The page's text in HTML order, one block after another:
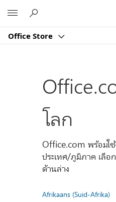
Office Store
โลก
Office.com พร้อมใช้
ประเทศ/ภูมิภาค เลื
ด้านล่าง
Afrikaans (Suid-Afrika)